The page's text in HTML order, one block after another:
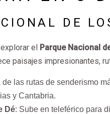
DE
el Parque Nacional
paisajes impresionantes,
de las rutas de senderismo
y Cantabria.
Dé: Sube en teleférico para